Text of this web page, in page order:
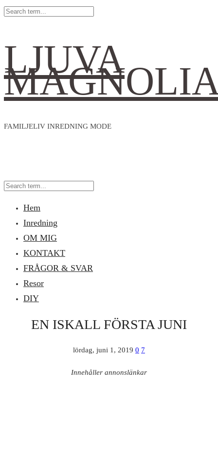
LJUVA
FAMILJELIV INREDNING MODE
Hem
Inredning
OM MIG
KONTAKT
FRÅGOR & SVAR
Resor
DIY
EN ISKALL FÖRSTA JUNI
lördag, juni 1, 2019 0 7
Innehåller annonslänkar